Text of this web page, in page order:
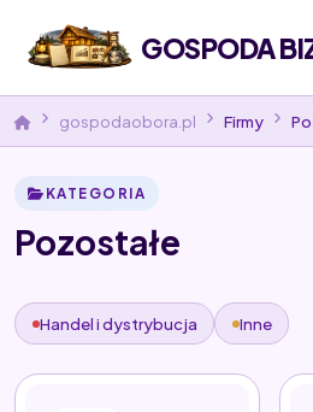
GOSPODA
gospodaobora.pl Firmy
KATEGORIA
Pozostałe
Handel i dystrybucja Inne